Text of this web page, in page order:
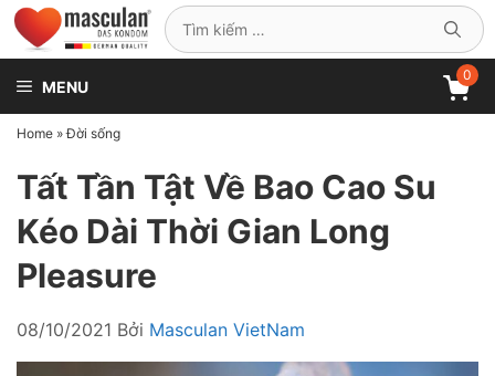
Chuyển
đến
Tìm
kiếm
MENU
0
Home »Đời sống
Tất Tần Tật Về Bao Cao Su
Kéo Dài Thời Gian Long
Pleasure
08/10/2021 Bởi Masculan VietNam